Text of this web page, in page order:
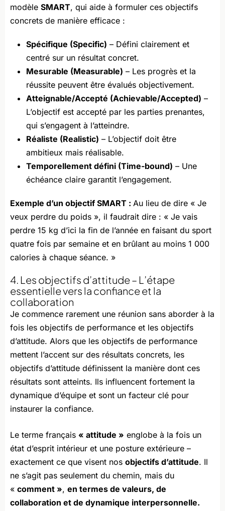
modèle SMART, qui aide à formuler ces objectifs
concrets de manière efficace :
Spécifique (Specific) – Défini clairement et
centré sur un résultat concret.
Mesurable (Measurable) – Les progrès et la
réussite peuvent être évalués objectivement.
Atteignable/Accepté (Achievable/Accepted) –
L’objectif est accepté par les parties prenantes,
qui s’engagent à l’atteindre.
Réaliste (Realistic) – L’objectif doit être
ambitieux mais réalisable.
Temporellement défini (Time-bound) – Une
échéance claire garantit l’engagement.
Exemple d’un objectif SMART : Au lieu de dire « Je
veux perdre du poids », il faudrait dire : « Je vais
perdre 15 kg d’ici la fin de l’année en faisant du sport
quatre fois par semaine et en brûlant au moins 1 000
calories à chaque séance. »
4. Les objectifs d’attitude – L’étape
essentielle vers la confiance et la
collaboration
Je commence rarement une réunion sans aborder à la
fois les objectifs de performance et les objectifs
d’attitude. Alors que les objectifs de performance
mettent l’accent sur des résultats concrets, les
objectifs d’attitude définissent la manière dont ces
résultats sont atteints. Ils influencent fortement la
dynamique d’équipe et sont un facteur clé pour
instaurer la confiance.
Le terme français « attitude » englobe à la fois un
état d’esprit intérieur et une posture extérieure –
exactement ce que visent nos objectifs d’attitude. Il
ne s’agit pas seulement du chemin, mais du
« comment », en termes de valeurs, de
collaboration et de dynamique interpersonnelle.